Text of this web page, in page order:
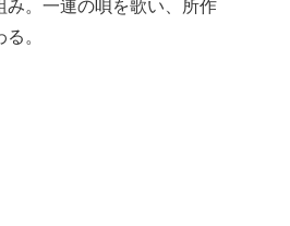
み。一連の唄を歌い、所作
。